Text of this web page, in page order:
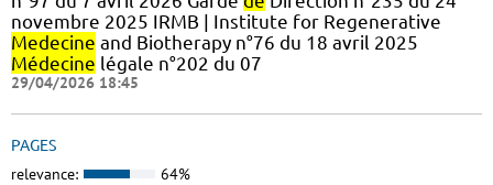
novembre 2025 IRMB | Institute for Regenerative
Medecine and Biotherapy n°76 du 18 avril 2025
Médecine légale n°202 du 07
29/04/2026 18:45
PAGES
relevance: 64%